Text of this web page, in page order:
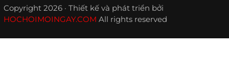
Copyright 2026 · Thiết kế và phát triển bởi
HOCHOIMOINGAY.COM All rights reserved